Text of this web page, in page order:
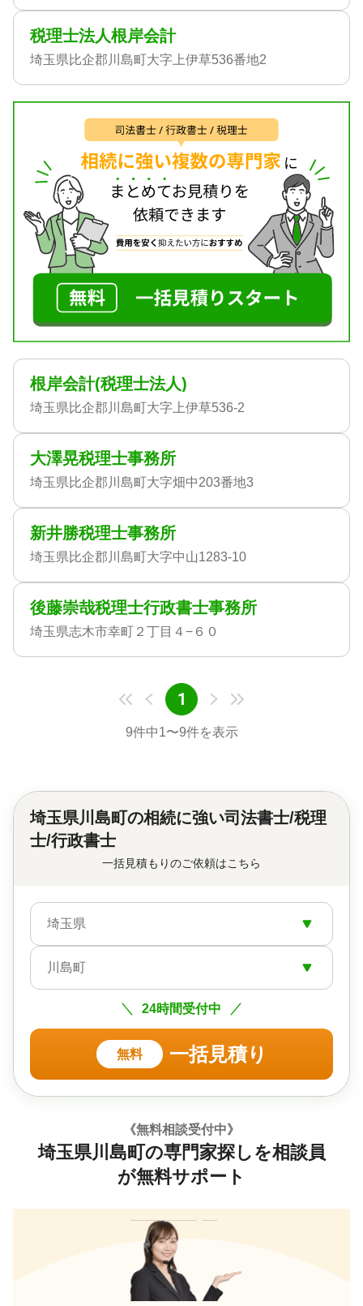
税理士法人根岸会計
埼玉県比企郡川島町大字上伊草536番地2
根岸会計(税理士法人)
埼玉県比企郡川島町大字上伊草536-2
大澤晃税理士事務所
埼玉県比企郡川島町大字畑中203番地3
新井勝税理士事務所
埼玉県比企郡川島町大字中山1283-10
後藤崇哉税理士行政書士事務所
埼玉県志木市幸町２丁目４−６０
1
9件中1〜9件を表示
埼玉県川島町の相続に強い司法書士/税理
士/行政書士
一括見積もりのご依頼はこちら
埼玉県
川島町
24時間受付中
無料 一括見積り
《無料相談受付中》
埼玉県川島町の専門家探しを相談員
が無料サポート